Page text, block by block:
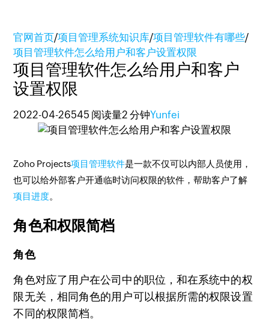
官网首页/项目管理系统知识库/项目管理软件有哪些/
项目管理软件怎么给用户和客户设置权限
项目管理软件怎么给用户和客户
设置权限
2022-04-26545 阅读量2 分钟Yunfei
Zoho Projects项目管理软件是一款不仅可以内部人员使用，
也可以给外部客户开通临时访问权限的软件，帮助客户了解
项目进度。
角色和权限简档
角色
角色对应了用户在公司中的职位，和在系统中的权
限无关，相同角色的用户可以根据所需的权限设置
不同的权限简档。